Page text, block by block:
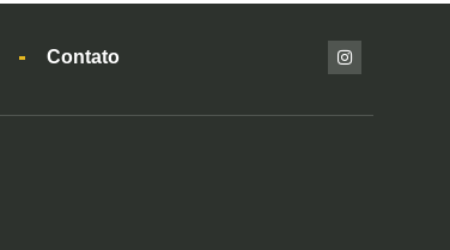
Contato